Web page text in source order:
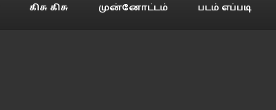
கிசு கிசு முன்னோட்டம் படம் எப்படி